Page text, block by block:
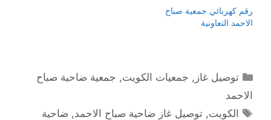
رقم كهربائي جمعية صباح
الاحمد التعاونية
التصنيفات
توصيل غاز , جمعيات الكويت, جمعية ضاحية صباح
الاحمد
الوسوم
الكويت,توصيل غاز ضاحية صباح الاحمد, ضاحية